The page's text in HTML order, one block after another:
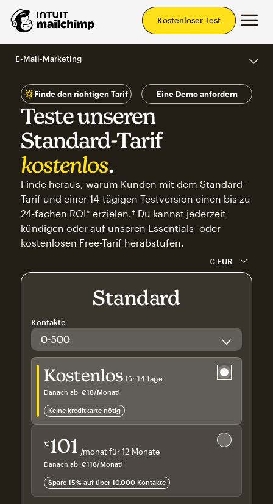
Kostenloser Test
E-Mail-Marketing
Teste unseren
Standard-Tarif
kostenlos.
Finde heraus, warum Kunden mit dem Standard-
Tarif und einer 14-tägigen Testversion einen bis zu
24-fachen ROI* erzielen.† Du kannst jederzeit
kündigen oder auf unseren Essentials- oder
kostenlosen Free-Tarif herabstufen.
Finde den richtigen Tarif Eine Demo anfordern
Standard
Kontakte
Gratis testen
Kostenlos für 14 Tage
Danach ab: €18/Monat†
keine kreditkarte nötig
Spare 15 %
€101 /monat für 12 Monate
€101pro Monat für 12 Monate
Danach ab: €118/Monat†
Spare 15 % auf über 10.000 Kontakte